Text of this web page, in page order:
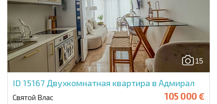
15
ID 15167 Двухкомнатная квартира в Адмирал
Святой Влас 105 000 €